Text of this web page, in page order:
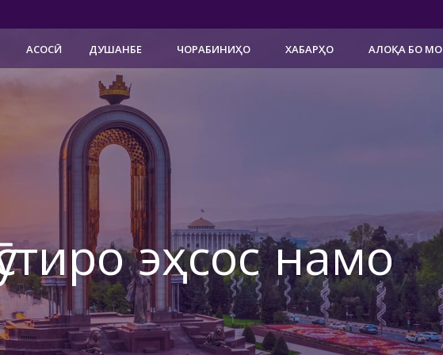
АСОСӢ ДУШАНБЕ ЧОРАБИНИҲО ХАБАРҲО АЛОҚА БО МО
эҳсос намо